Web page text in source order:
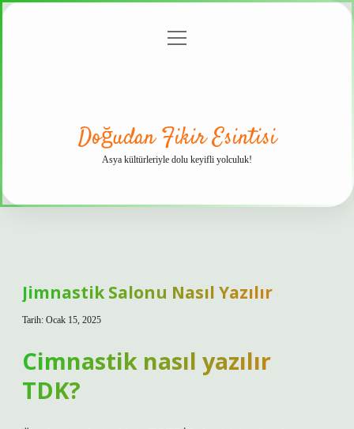
menüyü
Doğudan Fikir Esintisi
Asya kültürleriyle dolu keyifli yolculuk!
Jimnastik Salonu Nasıl Yazılır
Tarih: Ocak 15, 2025
Cimnastik nasıl yazılır
TDK?